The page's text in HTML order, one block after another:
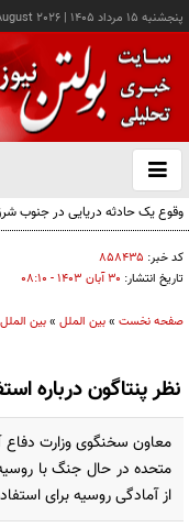
پنجشنبه ۱۵ مرداد ۱۴۰۵ |
2026
باز
و
وقوع یک حادثه دریایی در جنوب
کد خبر: ۸۵۸۴۳۵
تاریخ انتشار: ۳۰ آبان ۱۴۰۳ - ۰۸:۱۰
صفحه نخست »بین الملل »بین الملل
نظر پنتاگون درباره
معاون سخنگوی وزارت دفاع
متحده در حال جنگ با
از آمادگی روسیه برای